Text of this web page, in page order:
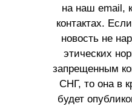
на наш email,
контактах.
новость не
этических
запрещенным
СНГ, то она в
будет